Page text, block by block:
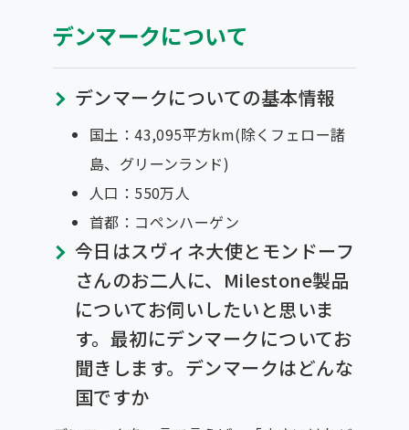
デンマークについて
デンマークについての基本情報
国土：43,095平方km(除くフェロー諸
島、グリーンランド)
人口：550万人
首都：コペンハーゲン
今日はスヴィネ大使とモンドーフ
さんのお二人に、Milestone製品
についてお伺いしたいと思いま
す。最初にデンマークについてお
聞きします。デンマークはどんな
国ですか